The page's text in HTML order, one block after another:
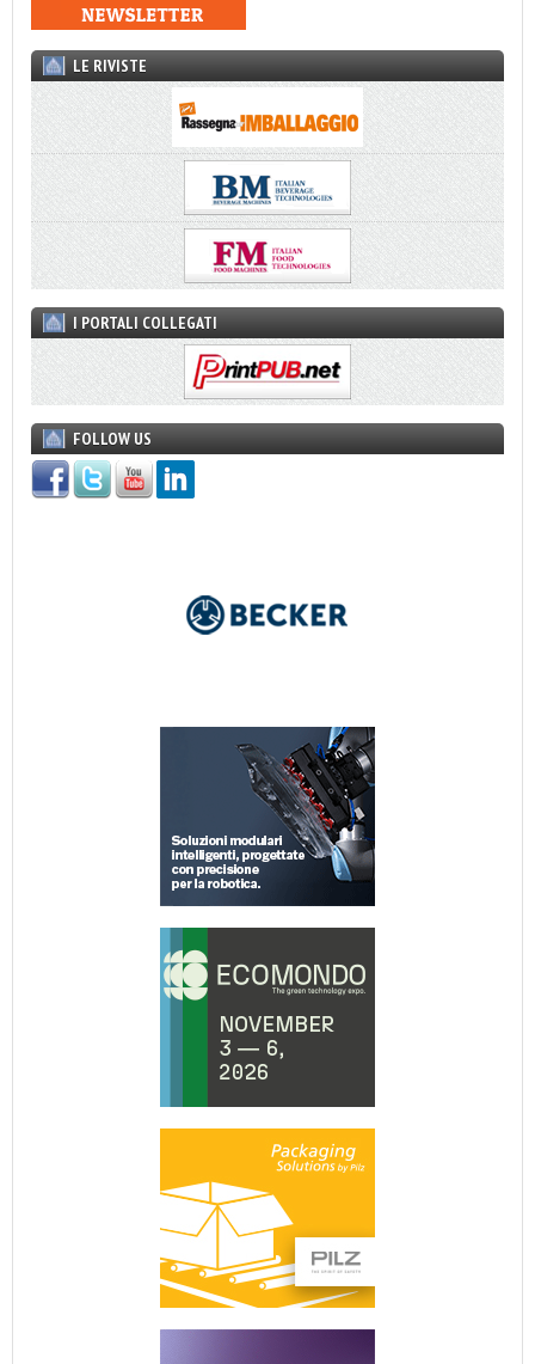
LE RIVISTE
I PORTALI COLLEGATI
FOLLOW US